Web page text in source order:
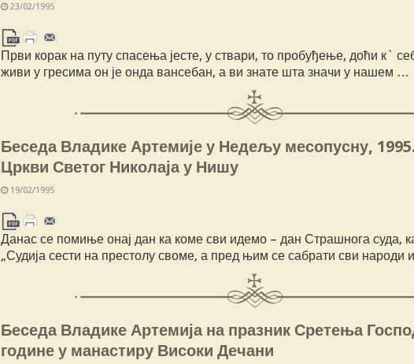
23/02/1995
Први корак на путу спасења јесте, у ствари, то пробуђење, доћи к`
живи у гресима он је онда вансебан, а ви знате шта значи у нашем …
Беседа Владике Артемије у Недељу месопусну,
Цркви Светог Николаја у Нишу
19/02/1995
Данас се помиње онај дан ка коме сви идемо – дан Страшнога суда,
„Судија сести на престолу своме, а пред њим се сабрати сви
Беседа Владике Артемија на празник Сретења
године у манастиру Високи Дечани